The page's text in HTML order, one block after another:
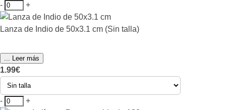
- +
Lanza de Indio de 50x3.1 cm (Sin talla)
... Leer más
1.99€
- +